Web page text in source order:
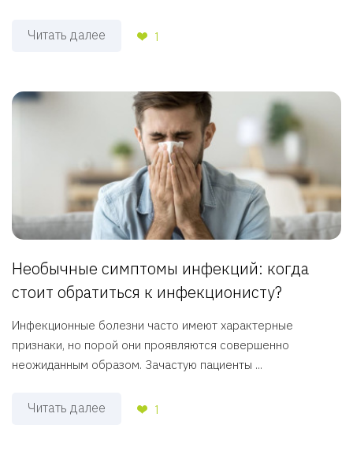
Читать далее 1
Необычные симптомы инфекций: когда
стоит обратиться к инфекционисту?
Инфекционные болезни часто имеют характерные
признаки, но порой они проявляются совершенно
неожиданным образом. Зачастую пациенты ...
Читать далее 1